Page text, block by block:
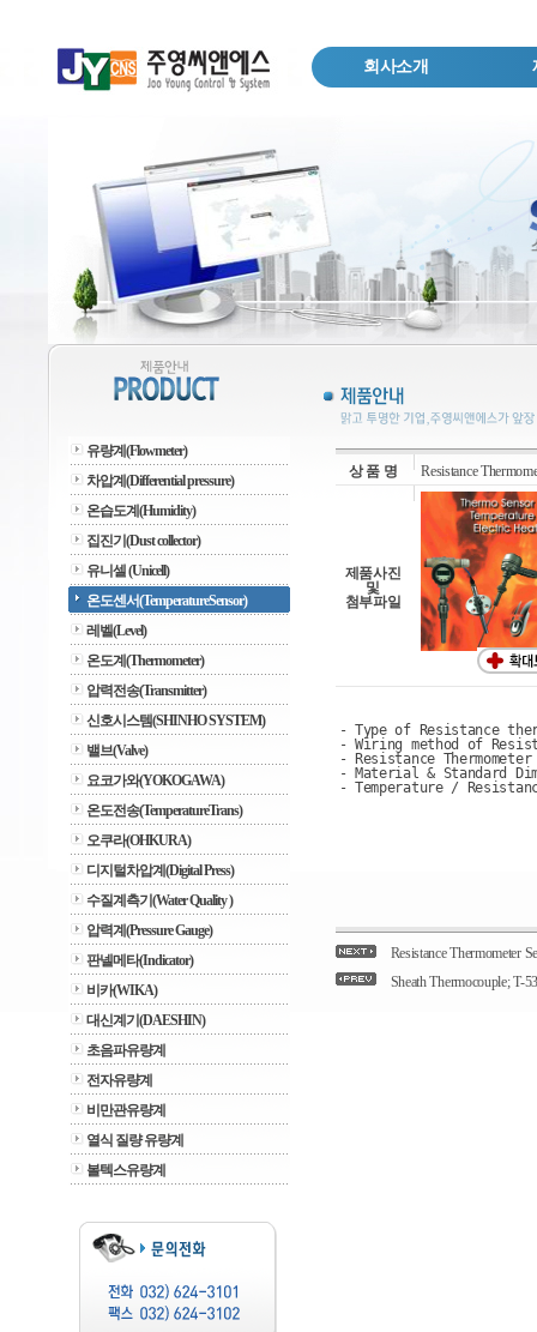
회사소개
유량계(Flowmeter)
차압계(Differential pressure)
온습도계(Humidity)
집진기(Dust collector)
유니셀 (Unicell)
온도센서(TemperatureSensor)
레벨(Level)
온도계(Thermometer)
압력전송(Transmitter)
신호시스템(SHINHO SYSTEM)
밸브(Valve)
요코가와(YOKOGAWA)
온도전송(TemperatureTrans)
오쿠라(OHKURA)
디지털차압계(Digital Press)
수질계측기(Water Quality )
압력계(Pressure Gauge)
판넬메타(Indicator)
비카(WIKA)
대신계기(DAESHIN)
초음파유량계
전자유량계
비만관유량계
열식 질량 유량계
볼텍스유량계
상 품 명 Resistance
제품사진
및
첨부파일
- Type of Resistance
- Wiring method of
- Resistance
- Material & Standard
- Temperature /
Resistance Thermometer
Sheath Thermocouple; T-